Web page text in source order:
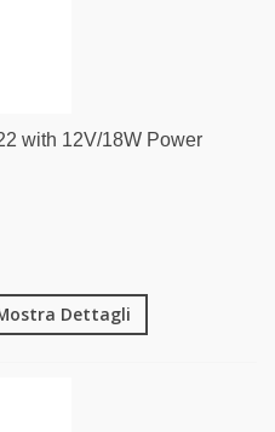
with 12V/18W Power
Dettagli